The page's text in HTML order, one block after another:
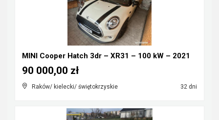
MINI Cooper Hatch 3dr – XR31 – 100 kW – 2021
Raków/ kielecki/ świętokrzyskie 32 dni
90 000,00 zł